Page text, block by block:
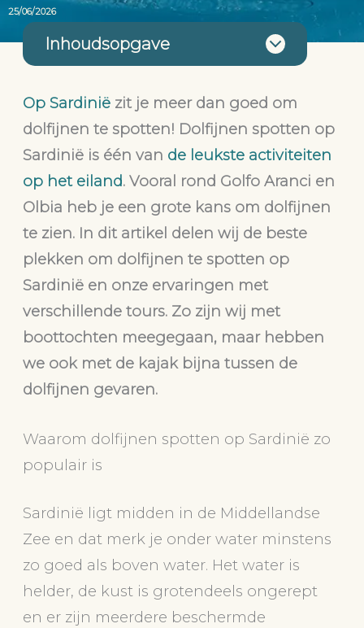
25/06/2026
Inhoudsopgave
Op Sardinië zit je meer dan goed om
dolfijnen te spotten! Dolfijnen spotten op
Sardinië is één van de leukste activiteiten
op het eiland. Vooral rond Golfo Aranci en
Olbia heb je een grote kans om dolfijnen
te zien. In dit artikel delen wij de beste
plekken om dolfijnen te spotten op
Sardinië en onze ervaringen met
verschillende tours. Zo zijn wij met
boottochten meegegaan, maar hebben
we ook met de kajak bijna tussen de
dolfijnen gevaren.
Waarom dolfijnen spotten op Sardinië zo
populair is
Sardinië ligt midden in de Middellandse
Zee en dat merk je onder water minstens
zo goed als boven water. Het water is
helder, de kust is grotendeels ongerept
en er zijn meerdere beschermde